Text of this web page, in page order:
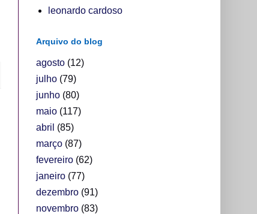
leonardo cardoso
Arquivo do blog
agosto(12)
julho(79)
junho(80)
maio(117)
abril (85)
março(87)
fevereiro(62)
janeiro(77)
dezembro(91)
novembro(83)